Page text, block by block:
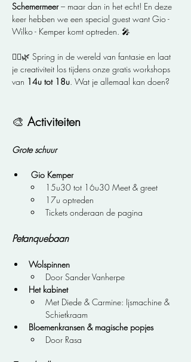
Schemermeer – maar dan in het echt! En deze
keer hebben we een special guest want Gio -
Wilko - Kemper komt optreden. 🎤
🧙‍♂️🌿 Spring in de wereld van fantasie en laat
je creativiteit los tijdens onze gratis workshops
van 14u tot 18u. Wat je allemaal kan doen?
🎨 Activiteiten
Grote schuur
Gio Kemper
15u30 tot 16u30 Meet & greet
17u optreden
Tickets onderaan de pagina
Petanquebaan
Wolspinnen
Door Sander Vanherpe
Het kabinet
Met Diede & Carmine: Ijsmachine &
Schietkraam
Bloemenkransen & magische popjes
Door Rasa